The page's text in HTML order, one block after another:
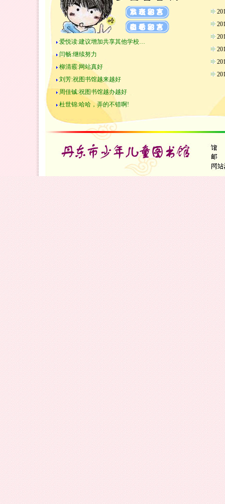
爱悦读:建议增加共享其他学校…
闫畅:继续努力
柳清霰:网站真好
刘芳:祝图书馆越来越好
周佳铖:祝图书馆越办越好
杜世锦:哈哈，弄的不错啊!